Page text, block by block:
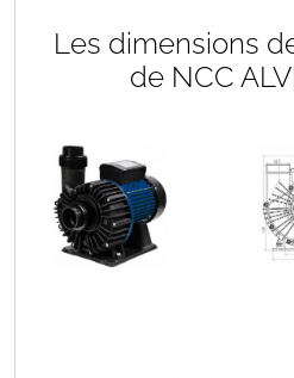
Les dimensions
de NCC